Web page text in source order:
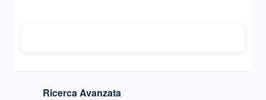
Ricerca Avanzata